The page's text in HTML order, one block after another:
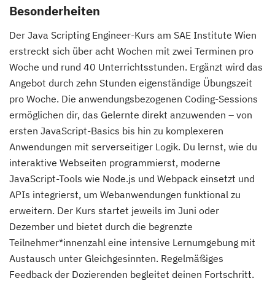
Besonderheiten
Der Java Scripting Engineer-Kurs am SAE Institute Wien
erstreckt sich über acht Wochen mit zwei Terminen pro
Woche und rund 40 Unterrichtsstunden. Ergänzt wird das
Angebot durch zehn Stunden eigenständige Übungszeit
pro Woche. Die anwendungsbezogenen Coding-Sessions
ermöglichen dir, das Gelernte direkt anzuwenden – von
ersten JavaScript-Basics bis hin zu komplexeren
Anwendungen mit serverseitiger Logik. Du lernst, wie du
interaktive Webseiten programmierst, moderne
JavaScript-Tools wie Node.js und Webpack einsetzt und
APIs integrierst, um Webanwendungen funktional zu
erweitern. Der Kurs startet jeweils im Juni oder
Dezember und bietet durch die begrenzte
Teilnehmer*innenzahl eine intensive Lernumgebung mit
Austausch unter Gleichgesinnten. Regelmäßiges
Feedback der Dozierenden begleitet deinen Fortschritt.